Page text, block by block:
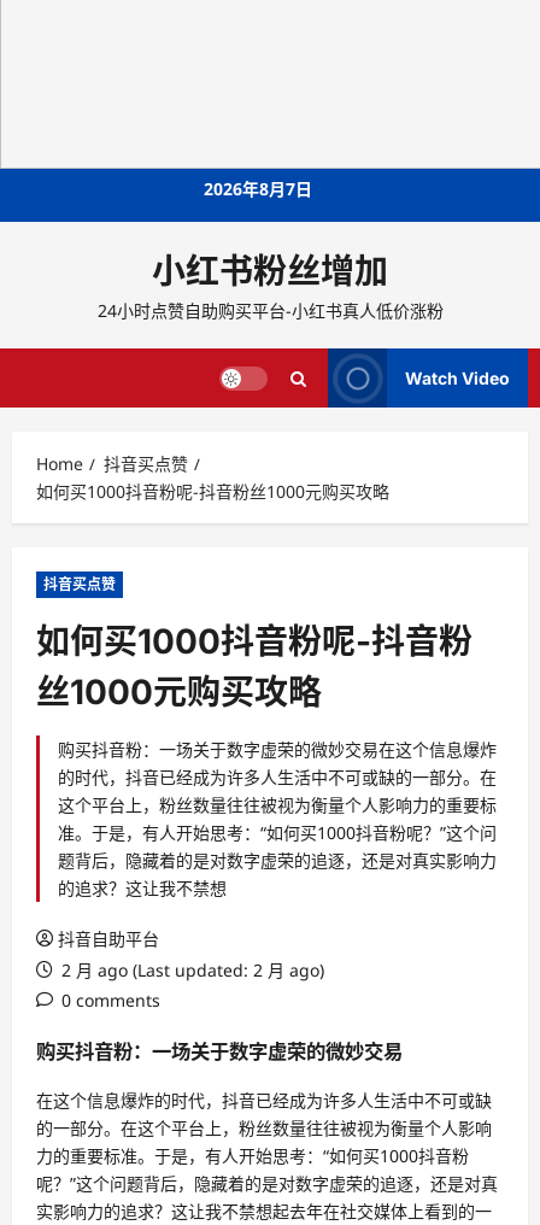
2026年8月7日
小红书粉丝增加
24小时点赞自助购买平台-小红书真人低价涨粉
Watch Video
Home
抖音买点赞
如何买1000抖音粉呢-抖音粉丝1000元购买攻略
抖音买点赞
如何买1000抖音粉呢-抖音粉
丝1000元购买攻略
购买抖音粉：一场关于数字虚荣的微妙交易在这个信息爆炸
的时代，抖音已经成为许多人生活中不可或缺的一部分。在
这个平台上，粉丝数量往往被视为衡量个人影响力的重要标
准。于是，有人开始思考：“如何买1000抖音粉呢？”这个问
题背后，隐藏着的是对数字虚荣的追逐，还是对真实影响力
的追求？这让我不禁想
抖音自助平台
2 月 ago (Last updated: 2 月 ago)
0 comments
购买抖音粉：一场关于数字虚荣的微妙交易
在这个信息爆炸的时代，抖音已经成为许多人生活中不可或缺
的一部分。在这个平台上，粉丝数量往往被视为衡量个人影响
力的重要标准。于是，有人开始思考：“如何买1000抖音粉
呢？”这个问题背后，隐藏着的是对数字虚荣的追逐，还是对真
实影响力的追求？这让我不禁想起去年在社交媒体上看到的一